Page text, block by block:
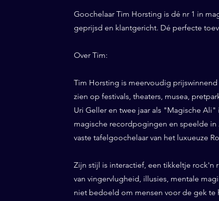
Goochelaar Tim Horsting is dé nr 1 in
geprijsd en klantgericht. Dé perfecte
Over Tim:
Tim Horsting is meervoudig
zien op festivals, theaters, musea,
Uri Geller en twee jaar als "Magische
magische recordpogingen en speelde in
vaste tafelgoochelaar van het luxueuze
Zijn stijl is interactief, een tikkeltje rock'n
van vingervlugheid, illusies, mentale
niet bedoeld om mensen voor de gek te